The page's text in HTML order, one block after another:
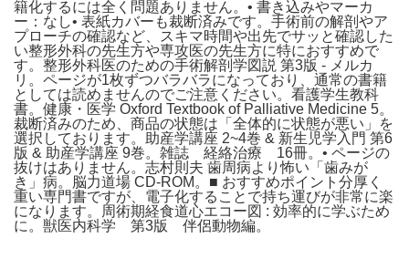
籍化するには全く問題ありません。• 書き込みやマーカ
ー：なし• 表紙カバーも裁断済みです。手術前の解剖やア
プローチの確認など、スキマ時間や出先でサッと確認した
い整形外科の先生方や専攻医の先生方に特におすすめで
す。整形外科医のための手術解剖学図説 第3版 - メルカ
リ。ページが1枚ずつバラバラになっており、通常の書籍
としては読めませんのでご注意ください。看護学生教科
書。健康・医学 Oxford Textbook of Palliative Medicine 5。
裁断済みのため、商品の状態は「全体的に状態が悪い」を
選択しております。助産学講座 2~4巻 & 新生児学入門 第6
版 & 助産学講座 9巻。雑誌 経絡治療 16冊。• ページの
抜けはありません。志村則夫 歯周病より怖い「歯みが
き」病。脳力道場 CD-ROM。■ おすすめポイント分厚く
重い専門書ですが、電子化することで持ち運びが非常に楽
になります。周術期経食道心エコー図 : 効率的に学ぶため
に。獣医内科学 第3版 伴侶動物編。